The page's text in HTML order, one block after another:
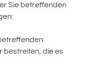
Sie betreffenden
bestreiten, die es